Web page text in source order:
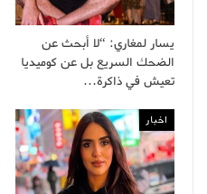
يسار لمغاري: “لا أبحث عن
الضحك السريع بل عن كوميديا
تعيش في ذاكرة…
اخبار